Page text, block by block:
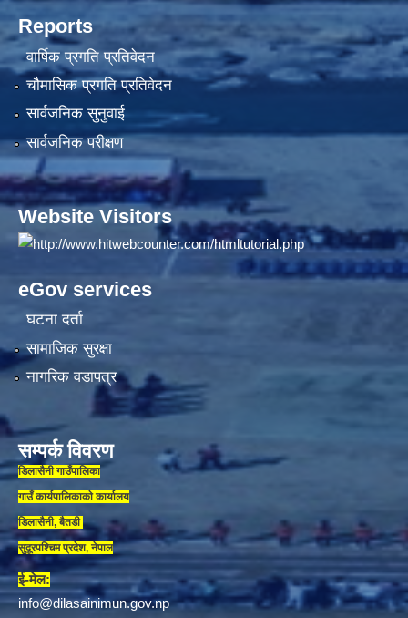
Reports
वार्षिक प्रगति प्रतिवेदन
चौमासिक प्रगति प्रतिवेदन
सार्वजनिक सुनुवाई
सार्वजनिक परीक्षण
Website Visitors
eGov services
घटना दर्ता
सामाजिक सुरक्षा
नागरिक वडापत्र
सम्पर्क विवरण
डिलासैनी गाउँपालिका
गाउँ कार्यपालिकाकाे कार्यालय
डिलासैनी, बैतडी
सुदूरपश्चिम प्रदेश, नेपाल
ई-मेल:
info@dilasainimun.gov.np